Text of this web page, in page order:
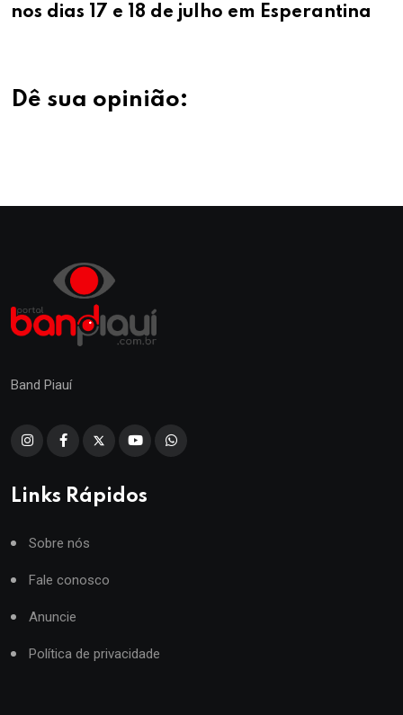
nos dias 17 e 18 de julho em Esperantina
Dê sua opinião:
Band Piauí
Links Rápidos
Sobre nós
Fale conosco
Anuncie
Política de privacidade